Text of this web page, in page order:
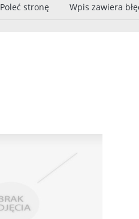
Poleć stronę Wpis zawiera